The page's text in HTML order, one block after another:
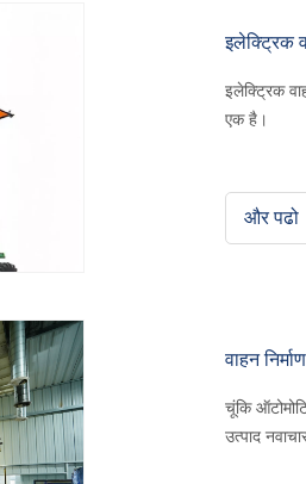
इलेक्ट्रिक
इलेक्ट्रिक
एक है।
और पढो
वाहन
चूंकि
उत्पाद